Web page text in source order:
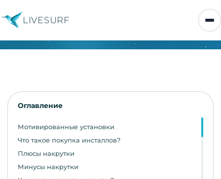
LIVESURF
Оглавление
Мотивированные установки
Что такое покупка инсталлов?
Плюсы накрутки
Минусы накрутки